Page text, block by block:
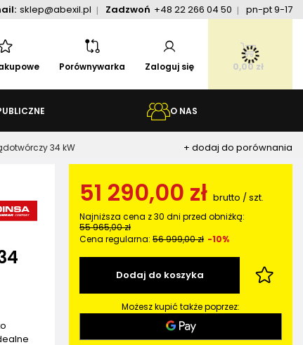
sklep@abexil.pl Zadzwoń +48 22 266 04 50 pn-pt 9-17
Porównywarka Zaloguj się 0,00 zł
O NAS
34 kW + dodaj do porównania
51 290,00 zł brutto /szt.
Najniższa cena z 30 dni przed obniżką:
55 965,00 zł
Cena regularna:56 999,00 zł -10%
Dodaj do koszyka
Możesz kupić także poprzez: